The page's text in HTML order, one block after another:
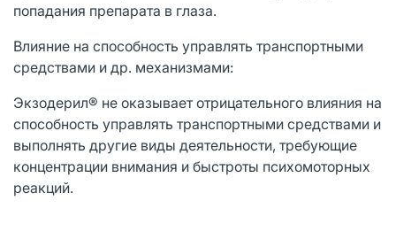
попадания препарата в глаза.
Влияние на способность управлять транспортными
средствами и др. механизмами:
Экзодерил® не оказывает отрицательного влияния на
способность управлять транспортными средствами и
выполнять другие виды деятельности, требующие
концентрации внимания и быстроты психомоторных
реакций.